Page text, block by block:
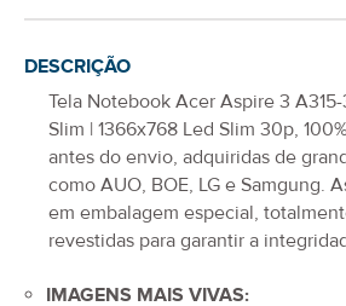
DESCRIÇÃO
Tela Notebook Acer Aspire 3 A315-
Slim | 1366x768 Led Slim 30p,
antes do envio, adquiridas de
como AUO, BOE, LG e Samgung.
em embalagem especial,
revestidas para garantir a
IMAGENS MAIS VIVAS: